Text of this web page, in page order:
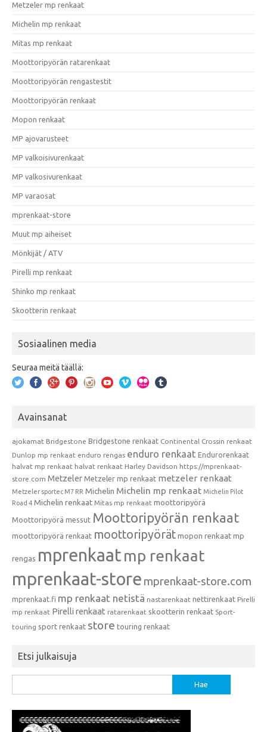
Metzeler mp renkaat
Michelin mp renkaat
Mitas mp renkaat
Moottoripyörän ratarenkaat
Moottoripyörän rengastestit
Moottoripyörän renkaat
Mopon renkaat
MP ajovarusteet
MP valkoisivurenkaat
MP valkosivurenkaat
MP varaosat
mprenkaat-store
Muut mp aiheiset
Mönkijät / ATV
Pirelli mp renkaat
Shinko mp renkaat
Skootterin renkaat
Sosiaalinen media
Seuraa meitä täällä:
Avainsanat
ajokamat Bridgestone Bridgestone renkaat Continental Crossin renkaat
Dunlop mp renkaat enduro rengas enduro renkaat Endurorenkaat
halvat mp renkaat halvat renkaat Harley Davidson https://mprenkaat-
store.com Metzeler Metzeler mp renkaat metzeler renkaat
Metzeler sportec M7 RR Michelin Michelin mp renkaat Michelin Pilot
Road 4 Michelin renkaat Mitas mp renkaat moottoripyörä
Moottoripyörä messut Moottoripyörän renkaat
moottoripyörä renkaat moottoripyörät mopon renkaat mp
rengas mprenkaat mp renkaat
mprenkaat-store mprenkaat-store.com
mprenkaat.fi mp renkaat netistä nastarenkaat nettirenkaat Pirelli
mp renkaat Pirelli renkaat ratarenkaat skootterin renkaat Sport-
touring sport renkaat store touring renkaat
Etsi julkaisuja